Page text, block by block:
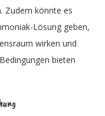
Zudem könnte es
Lösung geben,
wirken und
bieten